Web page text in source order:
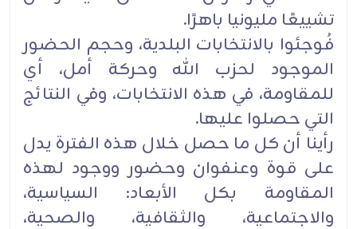
تشييعًا ‏مليونيا باهرًا.‏
فُوجئوا بالانتخابات البلدية، وحجم الحضور
الموجود لحزب الله وحركة أمل، أي
للمقاومة، في هذه ‏الانتخابات، وفي النتائج
التي حصلوا عليها. ‏
رأينا أن كل ما حصل خلال هذه الفترة يدل
على قوة وعنفوان وحضور ووجود لهذه
المقاومة بكل الأبعاد: ‏السياسية،
والاجتماعية، والثقافية، والصحية،